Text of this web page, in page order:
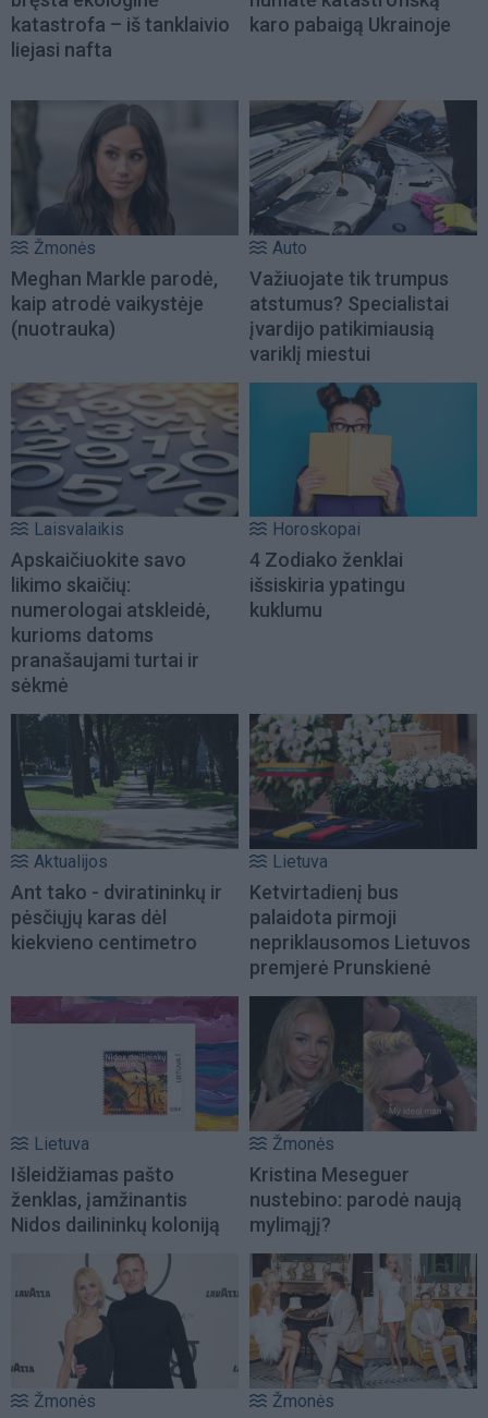
katastrofa – iš tanklaivio
liejasi nafta
karo pabaigą Ukrainoje
Žmonės
Meghan Markle parodė,
kaip atrodė vaikystėje
(nuotrauka)
Auto
Važiuojate tik trumpus
atstumus? Specialistai
įvardijo patikimiausią
variklį miestui
Laisvalaikis
Apskaičiuokite savo
likimo skaičių:
numerologai atskleidė,
kurioms datoms
pranašaujami turtai ir
sėkmė
Horoskopai
4 Zodiako ženklai
išsiskiria ypatingu
kuklumu
Aktualijos
Ant tako - dviratininkų ir
pėsčiųjų karas dėl
kiekvieno centimetro
Lietuva
Ketvirtadienį bus
palaidota pirmoji
nepriklausomos Lietuvos
premjerė Prunskienė
Lietuva
Išleidžiamas pašto
ženklas, įamžinantis
Nidos dailininkų koloniją
Žmonės
Kristina Meseguer
nustebino: parodė naują
mylimąjį?
Žmonės Žmonės